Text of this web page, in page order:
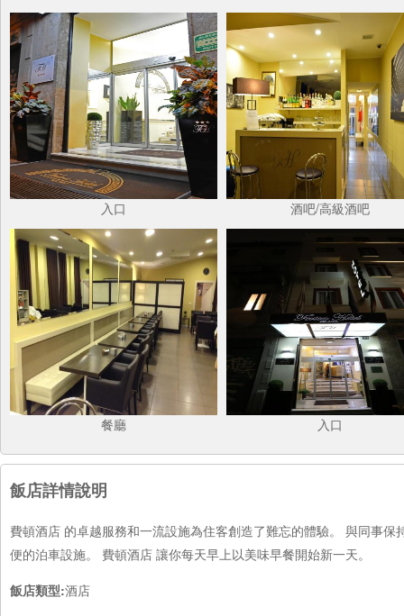
入口 酒吧/高級酒吧
餐廳 入口
飯店詳情說明
費頓酒店 的卓越服務和一流設施為住客創造了難忘的體驗。 與同事
便的泊車設施。 費頓酒店 讓你每天早上以美味早餐開始新一天。
飯店類型:酒店